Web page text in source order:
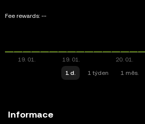
Fee rewards: --
1 d. 1 týden 1 měs.
Informace